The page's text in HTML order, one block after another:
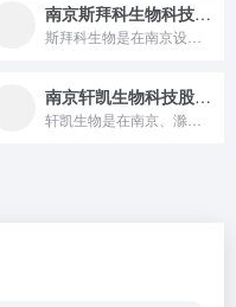
南京斯拜科生物科技股份有限公司
南京轩凯生物科技股份有限公司